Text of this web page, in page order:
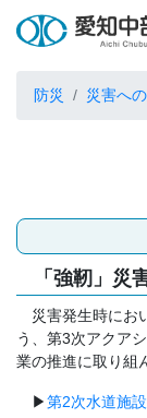
防災 災害へ
「強靭」災
災害発生時にお
う、第3次アクア
業の推進に取り組
▶第2次水道施